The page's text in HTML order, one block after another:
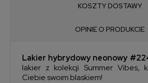
KOSZTY DOSTAWY
OPINIE O PRODUKCIE
Lakier hybrydowy neonowy
lakier z kolekcji Summer Vibes,
Ciebie swoim blaskiem!